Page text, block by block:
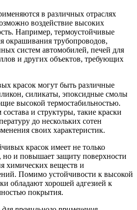
в различных отраслях
воздействие высоких
Например, термоустойчивые
окрашивания трубопроводов,
систем автомобилей, печей для
и других объектов, требующих
красок могут быть различные
силикаты, эпоксидные смолы
высокой термостабильностью.
и структуры, такие краски
до нескольких сотен
своих характеристик.
красок имеет не только
и повышает защиту поверхности
химических веществ и
Помимо устойчивости к высокой
обладают хорошей адгезией к
покрытия.